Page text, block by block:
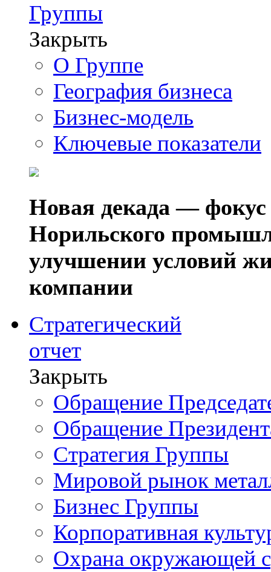
Группы
Закрыть
О Группе
География бизнеса
Бизнес-модель
Ключевые показатели
Новая декада — фокус
Норильского
улучшении условий
компании
Стратегический
отчет
Закрыть
Обращение
Обращение
Стратегия Группы
Мировой рынок
Бизнес Группы
Корпоративная
Охрана окружающей